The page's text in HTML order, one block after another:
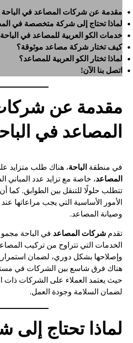
مقدمة عن شركات المصاعد في الباحة
لماذا تحتاج إلى شركة متخصصة في
خدمات الكو العربية للمصاعد في الباحة
كيف تختار شركة مصاعد موثوقة؟
لماذا تختار الكو العربية للمصاعد؟
اتصل بنا الآن!
مقدمة عن
المصاعد في
في منطقة الباحة، هناك طلب متزايد
المصاعد، خاصة مع تزايد عدد المباني
تتطلب حلولًا للتنقل بين الطوابق. كما
الأمور الأساسية التي يجب مراعاتها
وصيانة المصاعد.
تقدمشركات المصاعد في الباحة
الخدمات التي تتراوح من تركيب
وإصلاحها بشكل دوري، لضمان
هناك فرق شاسع بين الشركات في
حيث يعتمد العملاء على الشركات ذات
لضمان السلامة وجودة العمل.
لماذا تحتاج إلى